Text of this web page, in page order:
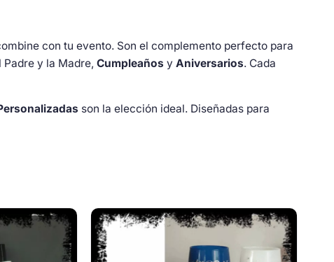
con tu evento. Son el complemento perfecto para
Padre y la Madre, Cumpleaños y Aniversarios. Cada
son la elección ideal. Diseñadas para